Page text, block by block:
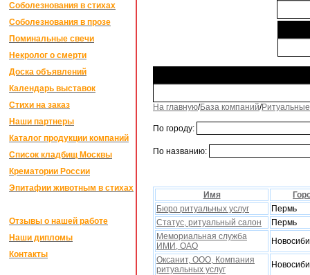
Соболезнования в стихах
Соболезнования в прозе
Поминальные свечи
Некролог о смерти
Доска объявлений
Календарь выставок
Стихи на заказ
Наши партнеры
Каталог продукции компаний
Список кладбищ Москвы
Крематории России
Эпитафии животным в стихах
Отзывы о нашей работе
Наши дипломы
Контакты
На главную/База компаний/
По городу:
По названию:
Имя
Бюро ритуальныx услуг
Пермь
Статус, ритуальный салон
Пермь
Мемориальная служба
ИМИ, ОАО
Оксанит, ООО, Компания
ритуальныx услуг